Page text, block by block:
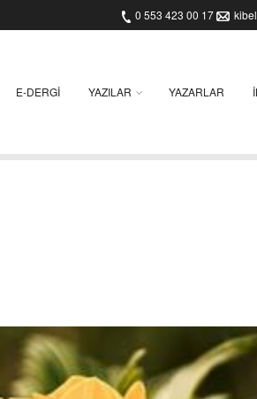
0 553 423 00 17
E-DERGI YAZILAR YAZARLAR